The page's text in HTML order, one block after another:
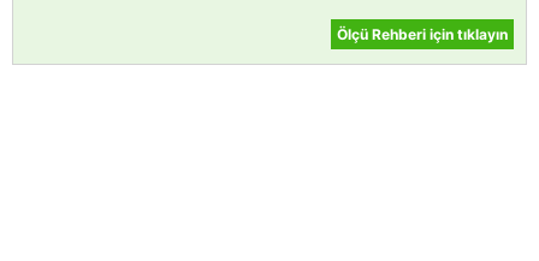
Ölçü Rehberi için tıklayın